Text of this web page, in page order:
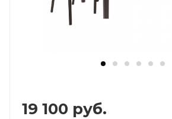
19 100 руб.